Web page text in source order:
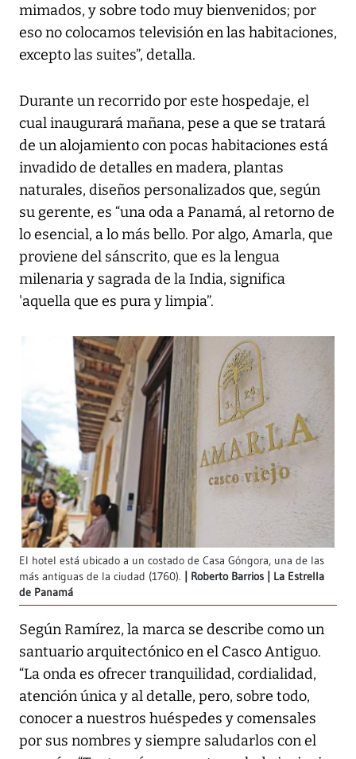
mimados, y sobre todo muy bienvenidos; por
eso no colocamos televisión en las habitaciones,
excepto las suites”, detalla.
Durante un recorrido por este hospedaje, el
cual inaugurará mañana, pese a que se tratará
de un alojamiento con pocas habitaciones está
invadido de detalles en madera, plantas
naturales, diseños personalizados que, según
su gerente, es “una oda a Panamá, al retorno de
lo esencial, a lo más bello. Por algo, Amarla, que
proviene del sánscrito, que es la lengua
milenaria y sagrada de la India, significa
'aquella que es pura y limpia”.
El hotel está ubicado a un costado de Casa Góngora, una de las
más antiguas de la ciudad (1760).
Roberto Barrios | La Estrella
de Panamá
Según Ramírez, la marca se describe como un
santuario arquitectónico en el Casco Antiguo.
“La onda es ofrecer tranquilidad, cordialidad,
atención única y al detalle, pero, sobre todo,
conocer a nuestros huéspedes y comensales
por sus nombres y siempre saludarlos con el